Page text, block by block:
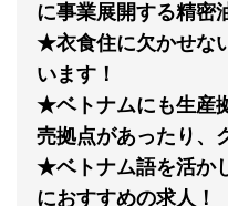
に事業展開する精密
★衣食住に欠かせな
います！
★ベトナムにも生産
売拠点があったり、
★ベトナム語を活か
におすすめの求人！